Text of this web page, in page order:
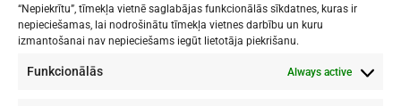
“Nepiekrītu”, tīmekļa vietnē saglabājas funkcionālās sīkdatnes, kuras ir
nepieciešamas, lai nodrošinātu tīmekļa vietnes darbību un kuru
izmantošanai nav nepieciešams iegūt lietotāja piekrišanu.
Funkcionālās Always active
"Nacionālā Mākslu vidusskola"
RĪGAS DOMA KORA SKOLA
1. - 9. klases